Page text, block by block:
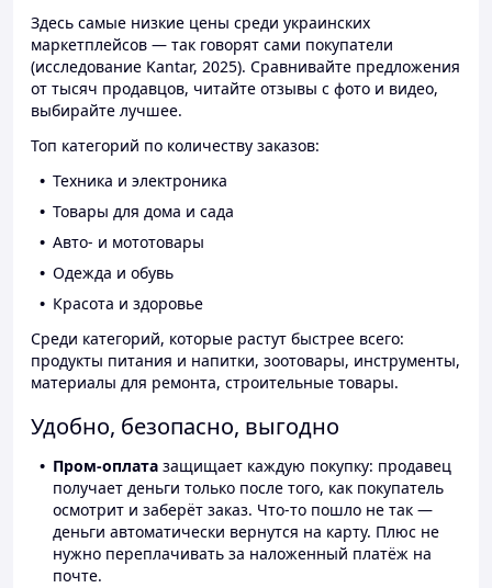
Здесь самые низкие цены среди украинских
маркетплейсов — так говорят сами покупатели
(исследование Kantar, 2025). Сравнивайте предложения
от тысяч продавцов, читайте отзывы с фото и видео,
выбирайте лучшее.
Топ категорий по количеству заказов:
Техника и электроника
Товары для дома и сада
Авто- и мототовары
Одежда и обувь
Красота и здоровье
Среди категорий, которые растут быстрее всего:
продукты питания и напитки, зоотовары, инструменты,
материалы для ремонта, строительные товары.
Удобно, безопасно, выгодно
Пром-оплата защищает каждую покупку: продавец
получает деньги только после того, как покупатель
осмотрит и заберёт заказ. Что-то пошло не так —
деньги автоматически вернутся на карту. Плюс не
нужно переплачивать за наложенный платёж на
почте.